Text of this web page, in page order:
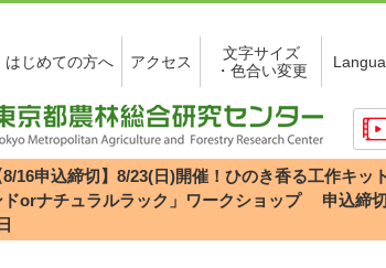
はじめての方へ アクセス
文字サイズ
・色合い変更
8/16申込締切】8/23(日)開催！ひのき香る工作キッ
ドorナチュラルラック」ワークショップ
申込締
日